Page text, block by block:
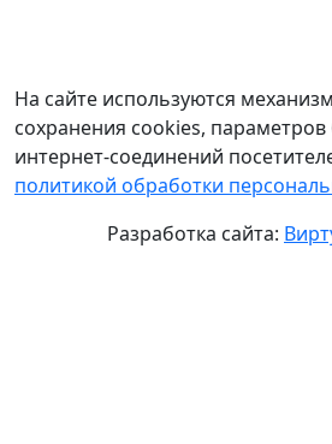
На сайте используются
сохранения cookies, параметров
интернет-соединений
политикой обработки
Разработка сайта: